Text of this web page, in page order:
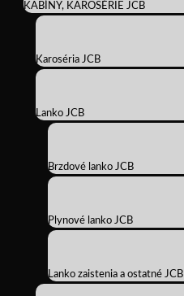
KABÍNY, KAROSÉRIE JCB
Karoséria JCB
Lanko JCB
Brzdové lanko JCB
Plynové lanko JCB
Lanko zaistenia a ostatné JCB